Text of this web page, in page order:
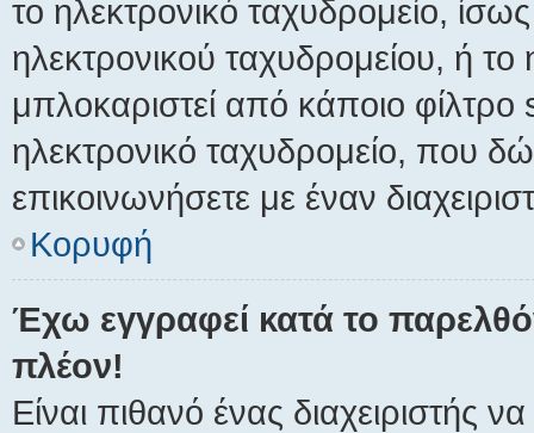
το ηλεκτρονικό ταχυδρομείο,
ηλεκτρονικού ταχυδρομείου, ή το
μπλοκαριστεί από κάποιο φίλτρο
ηλεκτρονικό ταχυδρομείο, που
επικοινωνήσετε με έναν
Κορυφή
Έχω εγγραφεί κατά το
πλέον!
Είναι πιθανό ένας διαχειριστής